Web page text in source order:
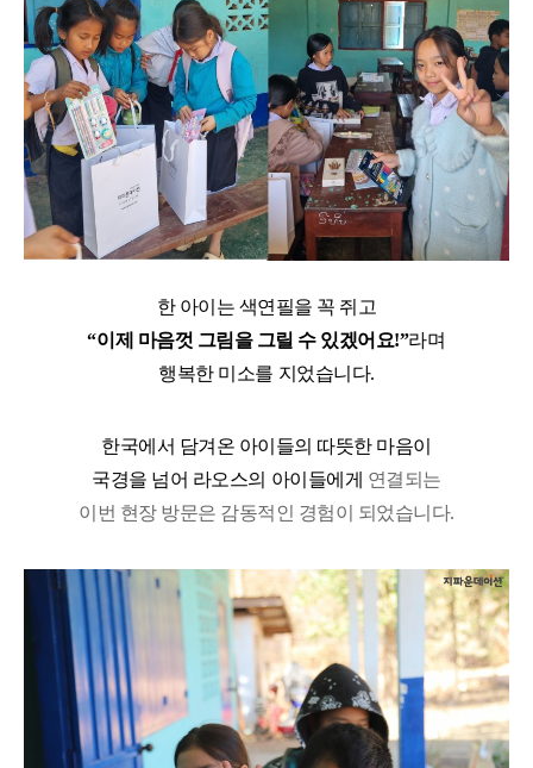
한 아이는 색연필을 꼭 쥐고
“이제 마음껏 그림을 그릴 수 있겠어요!”라며
행복한 미소를 지었습니다.
한국에서 담겨온 아이들의 따뜻한 마음이
국경을 넘어 라오스의 아이들에게 연결되는
이번 현장 방문은 감동적인 경험이 되었습니다.